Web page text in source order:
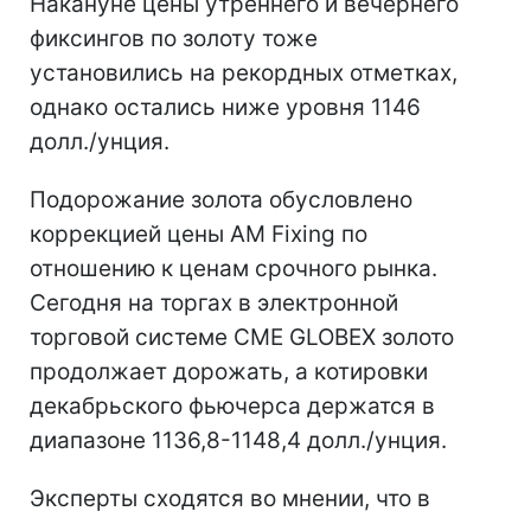
фиксингов по золоту тоже
установились на рекордных отметках,
однако остались ниже уровня 1146
долл./унция.
Подорожание золота обусловлено
коррекцией цены AM Fixing по
отношению к ценам срочного рынка.
Сегодня на торгах в электронной
торговой системе CME GLOBEX золото
продолжает дорожать, а котировки
декабрьского фьючерса держатся в
диапазоне 1136,8-1148,4 долл./унция.
Эксперты сходятся во мнении, что в